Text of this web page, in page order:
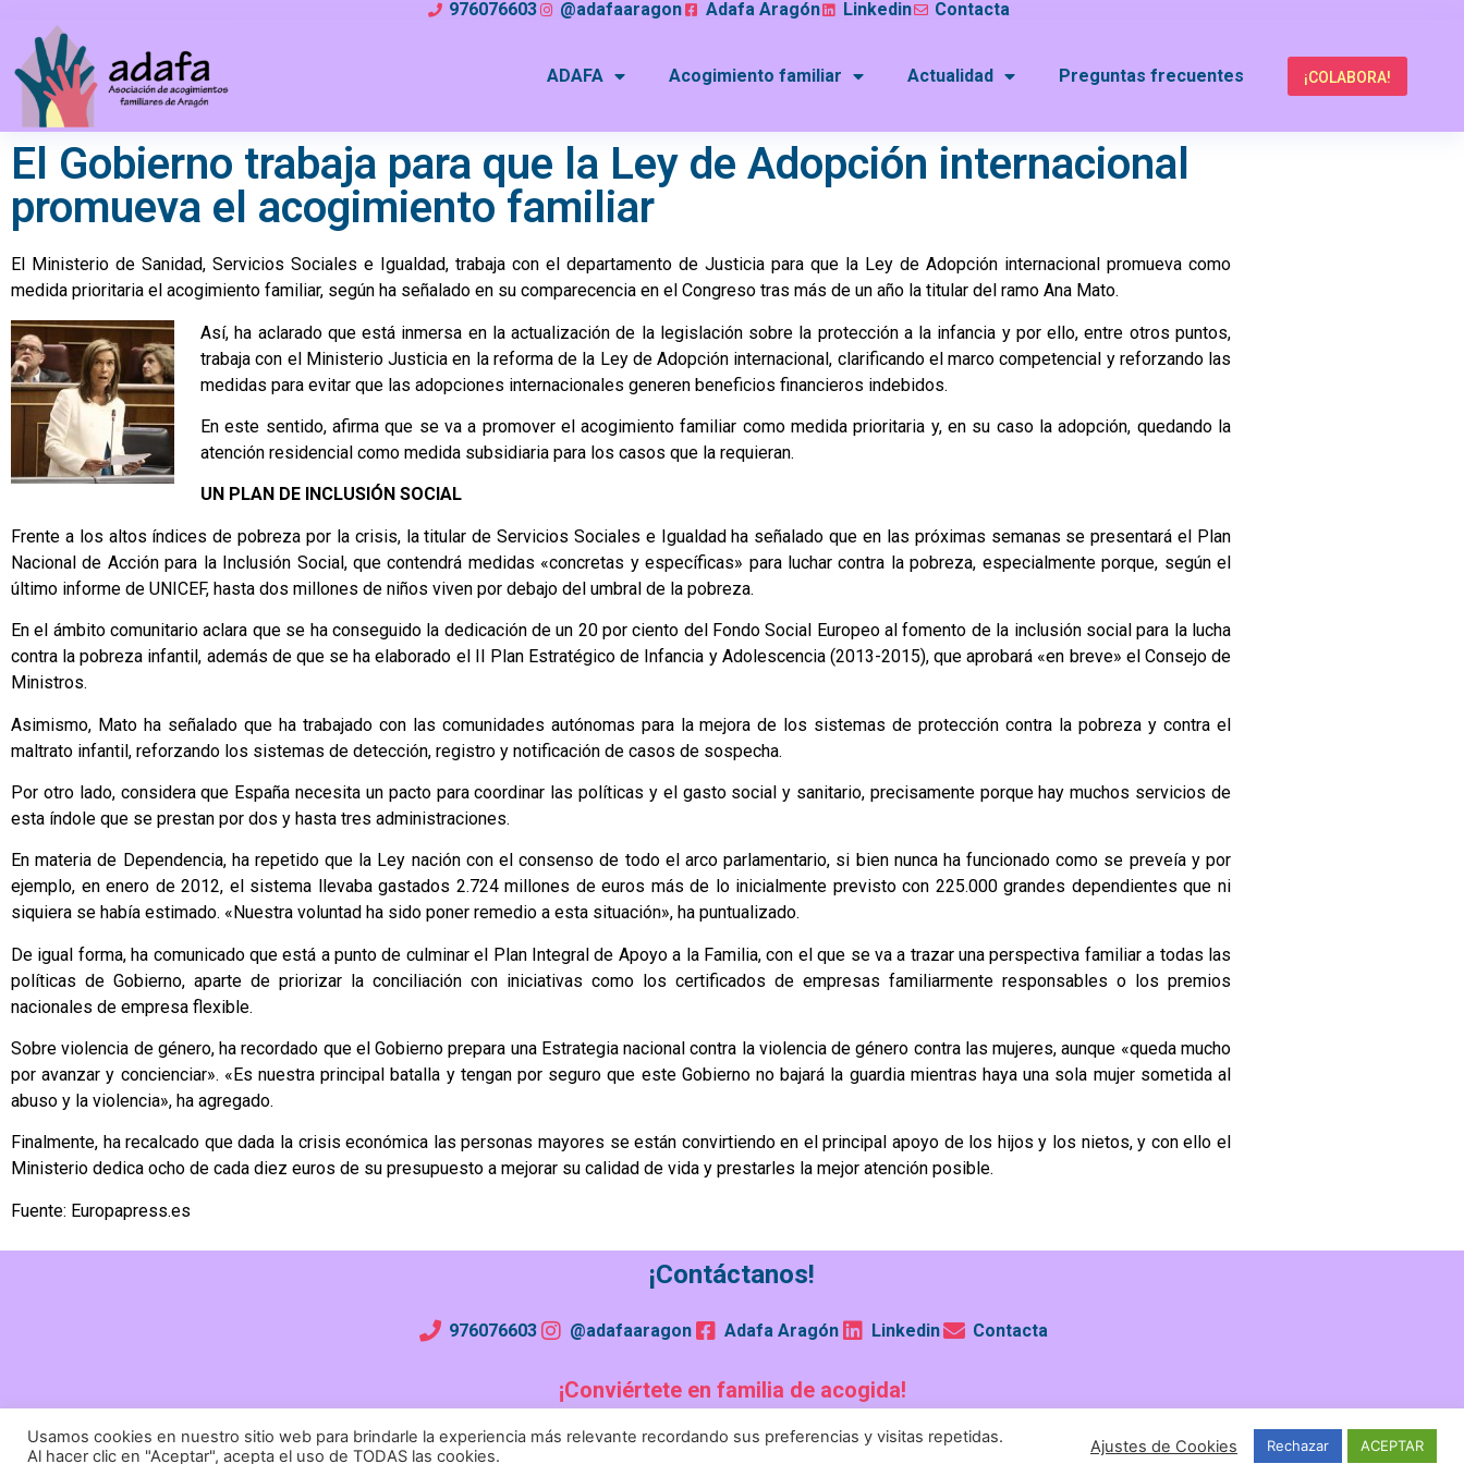
976076603 @adafaaragon Adafa Aragón Linkedin Contacta
ADAFA Acogimiento familiar Actualidad Preguntas frecuentes ¡COLABORA!
El Gobierno trabaja para que la Ley de Adopción internacional
promueva el acogimiento familiar
El Ministerio de Sanidad, Servicios Sociales e Igualdad, trabaja con el departamento de Justicia para que la Ley de Adopción internacional promueva como
medida prioritaria el acogimiento familiar, según ha señalado en su comparecencia en el Congreso tras más de un año la titular del ramo Ana Mato.
Así, ha aclarado que está inmersa en la actualización de la legislación sobre la protección a la infancia y por ello, entre otros puntos,
trabaja con el Ministerio Justicia en la reforma de la Ley de Adopción internacional, clarificando el marco competencial y reforzando las
medidas para evitar que las adopciones internacionales generen beneficios financieros indebidos.
En este sentido, afirma que se va a promover el acogimiento familiar como medida prioritaria y, en su caso la adopción, quedando la
atención residencial como medida subsidiaria para los casos que la requieran.
UN PLAN DE INCLUSIÓN SOCIAL
Frente a los altos índices de pobreza por la crisis, la titular de Servicios Sociales e Igualdad ha señalado que en las próximas semanas se presentará el Plan
Nacional de Acción para la Inclusión Social, que contendrá medidas «concretas y específicas» para luchar contra la pobreza, especialmente porque, según el
último informe de UNICEF, hasta dos millones de niños viven por debajo del umbral de la pobreza.
En el ámbito comunitario aclara que se ha conseguido la dedicación de un 20 por ciento del Fondo Social Europeo al fomento de la inclusión social para la lucha
contra la pobreza infantil, además de que se ha elaborado el II Plan Estratégico de Infancia y Adolescencia (2013-2015), que aprobará «en breve» el Consejo de
Ministros.
Asimismo, Mato ha señalado que ha trabajado con las comunidades autónomas para la mejora de los sistemas de protección contra la pobreza y contra el
maltrato infantil, reforzando los sistemas de detección, registro y notificación de casos de sospecha.
Por otro lado, considera que España necesita un pacto para coordinar las políticas y el gasto social y sanitario, precisamente porque hay muchos servicios de
esta índole que se prestan por dos y hasta tres administraciones.
En materia de Dependencia, ha repetido que la Ley nación con el consenso de todo el arco parlamentario, si bien nunca ha funcionado como se preveía y por
ejemplo, en enero de 2012, el sistema llevaba gastados 2.724 millones de euros más de lo inicialmente previsto con 225.000 grandes dependientes que ni
siquiera se había estimado. «Nuestra voluntad ha sido poner remedio a esta situación», ha puntualizado.
De igual forma, ha comunicado que está a punto de culminar el Plan Integral de Apoyo a la Familia, con el que se va a trazar una perspectiva familiar a todas las
políticas de Gobierno, aparte de priorizar la conciliación con iniciativas como los certificados de empresas familiarmente responsables o los premios
nacionales de empresa flexible.
Sobre violencia de género, ha recordado que el Gobierno prepara una Estrategia nacional contra la violencia de género contra las mujeres, aunque «queda mucho
por avanzar y concienciar». «Es nuestra principal batalla y tengan por seguro que este Gobierno no bajará la guardia mientras haya una sola mujer sometida al
abuso y la violencia», ha agregado.
Finalmente, ha recalcado que dada la crisis económica las personas mayores se están convirtiendo en el principal apoyo de los hijos y los nietos, y con ello el
Ministerio dedica ocho de cada diez euros de su presupuesto a mejorar su calidad de vida y prestarles la mejor atención posible.
Fuente: Europapress.es
¡Contáctanos!
976076603 @adafaaragon Adafa Aragón Linkedin Contacta
¡Conviértete en familia de acogida!
Usamos cookies en nuestro sitio web para brindarle la experiencia más relevante recordando sus preferencias y visitas repetidas.
Al hacer clic en "Aceptar", acepta el uso de TODAS las cookies.
Ajustes de Cookies Rechazar ACEPTAR